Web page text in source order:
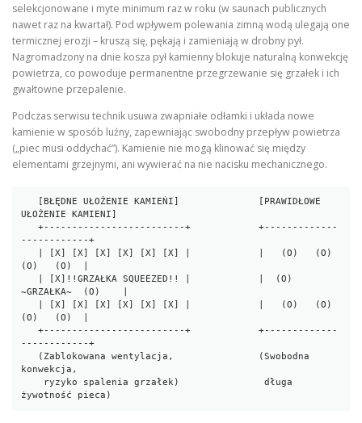
selekcjonowane i myte minimum raz w roku (w saunach publicznych
nawet raz na kwartał). Pod wpływem polewania zimną wodą ulegają one
termicznej erozji – kruszą się, pękają i zamieniają w drobny pył.
Nagromadzony na dnie kosza pył kamienny blokuje naturalną konwekcję
powietrza, co powoduje permanentne przegrzewanie się grzałek i ich
gwałtowne przepalenie.
Podczas serwisu technik usuwa zwapniałe odłamki i układa nowe
kamienie w sposób luźny, zapewniając swobodny przepływ powietrza
(„piec musi oddychać”). Kamienie nie mogą klinować się między
elementami grzejnymi, ani wywierać na nie nacisku mechanicznego.
UŁOŻENIE KAMIENI]
   +-------------------------+            +-------------
------------+
(O)   (O)  |
~GRZAŁKA~  (O)    |
(O)   (O)  |
   +-------------------------+            +-------------
------------+
konwekcja,